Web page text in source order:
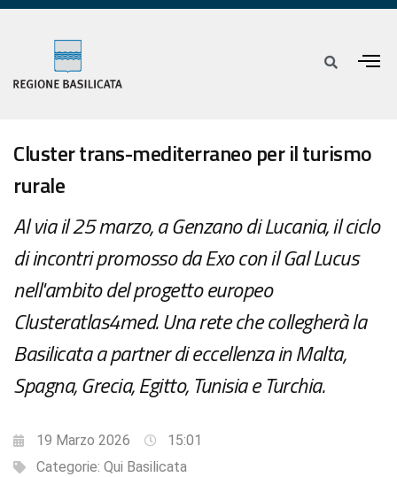
Cluster trans-mediterraneo per il turismo
rurale
Al via il 25 marzo, a Genzano di Lucania, il ciclo
di incontri promosso da Exo con il Gal Lucus
nell'ambito del progetto europeo
Clusteratlas4med. Una rete che collegherà la
Basilicata a partner di eccellenza in Malta,
Spagna, Grecia, Egitto, Tunisia e Turchia.
19 Marzo 2026
15:01
Categorie: Qui Basilicata